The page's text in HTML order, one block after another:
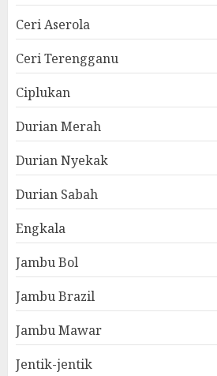
Ceri Aserola
Ceri Terengganu
Ciplukan
Durian Merah
Durian Nyekak
Durian Sabah
Engkala
Jambu Bol
Jambu Brazil
Jambu Mawar
Jentik-jentik